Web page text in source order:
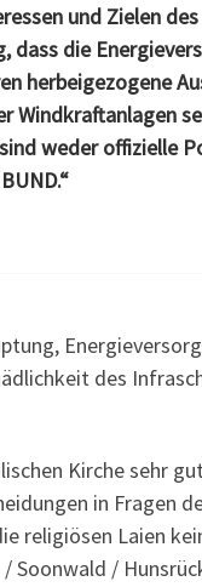
und Zielen des
dass die
herbeigezogene
Windkraftanlagen
weder offizielle
des
Kirche sehr
in Fragen
religiösen Laien
Soonwald /